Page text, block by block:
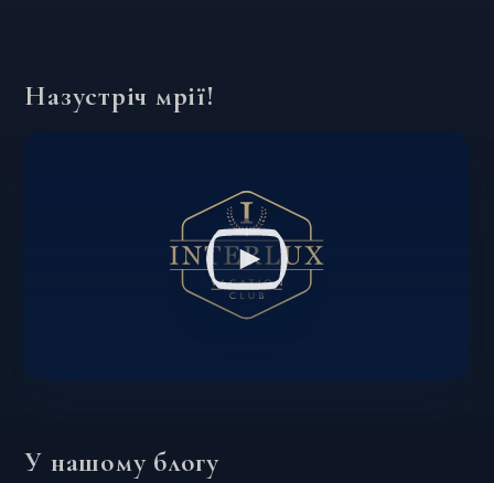
Назустріч мрії!
У нашому блогу